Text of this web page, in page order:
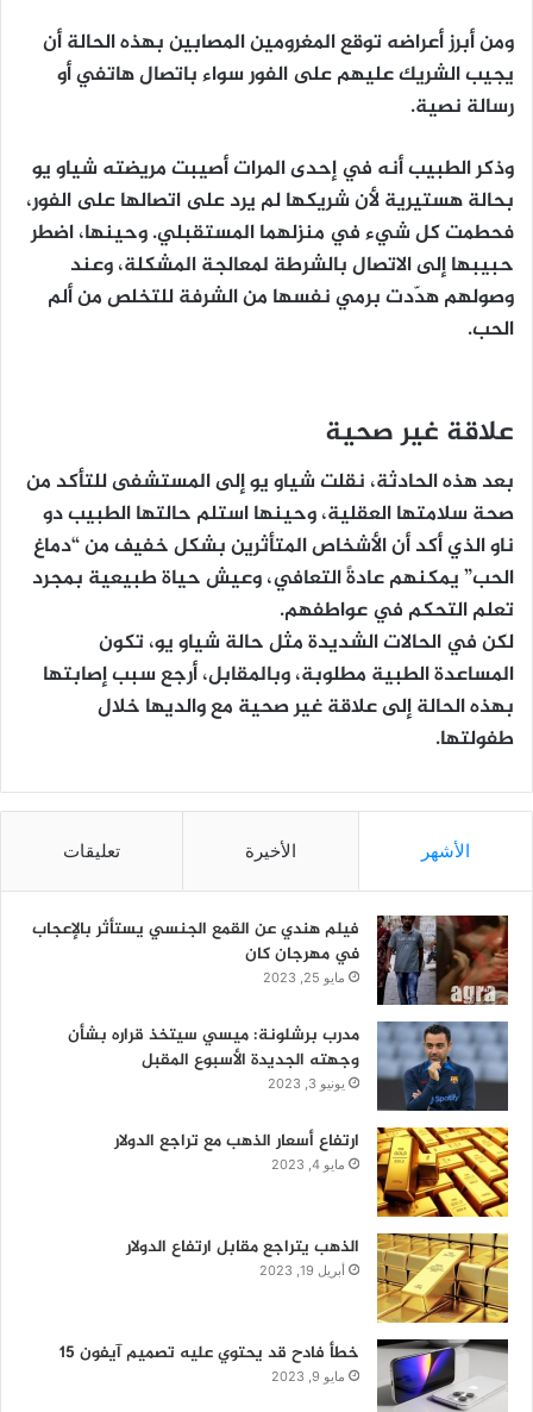
ومن أبرز أعراضه توقع المغرومين المصابين بهذه الحالة أن
يجيب الشريك عليهم على الفور سواء باتصال هاتفي أو
رسالة نصية.
وذكر الطبيب أنه في إحدى المرات أصيبت مريضته شياو يو
بحالة هستيرية لأن شريكها لم يرد على اتصالها على الفور،
فحطمت كل شيء في منزلهما المستقبلي. وحينها، اضطر
حبيبها إلى الاتصال بالشرطة لمعالجة المشكلة، وعند
وصولهم هدّدت برمي نفسها من الشرفة للتخلص من ألم
الحب.
علاقة غير صحية
بعد هذه الحادثة، نقلت شياو يو إلى المستشفى للتأكد من
صحة سلامتها العقلية، وحينها استلم حالتها الطبيب دو
ناو الذي أكد أن الأشخاص المتأثرين بشكل خفيف من “دماغ
الحب” يمكنهم عادةً التعافي، وعيش حياة طبيعية بمجرد
تعلم التحكم في عواطفهم.
لكن في الحالات الشديدة مثل حالة شياو يو، تكون
المساعدة الطبية مطلوبة، وبالمقابل، أرجع سبب إصابتها
بهذه الحالة إلى علاقة غير صحية مع والديها خلال
طفولتها.
الأشهر الأخيرة تعليقات
فيلم هندي عن القمع الجنسي يستأثر بالإعجاب
في مهرجان كان
مايو 25, 2023
مدرب برشلونة: ميسي سيتخذ قراره بشأن
وجهته الجديدة الأسبوع المقبل
يونيو 3, 2023
ارتفاع أسعار الذهب مع تراجع الدولار
مايو 4, 2023
الذهب يتراجع مقابل ارتفاع الدولار
أبريل 19, 2023
خطأ فادح قد يحتوي عليه تصميم آيفون 15
مايو 9, 2023